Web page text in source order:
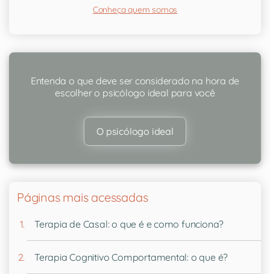
Conheça quem somos
Entenda o que deve ser considerado na hora de
escolher o psicólogo ideal para você
O psicólogo ideal
Páginas mais acessadas
Terapia de Casal: o que é e como funciona?
Terapia Cognitivo Comportamental: o que é?